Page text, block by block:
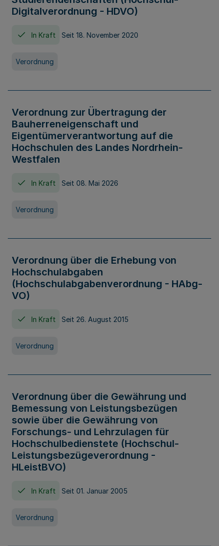
Digitalverordnung - HDVO)
In Kraft Seit 18. November 2020
Verordnung
Verordnung zur Übertragung der
Bauherreneigenschaft und
Eigentümerverantwortung auf die
Hochschulen des Landes Nordrhein-
Westfalen
In Kraft Seit 08. Mai 2026
Verordnung
Verordnung über die Erhebung von
Hochschulabgaben
(Hochschulabgabenverordnung - HAbg-
VO)
In Kraft Seit 26. August 2015
Verordnung
Verordnung über die Gewährung und
Bemessung von Leistungsbezügen
sowie über die Gewährung von
Forschungs- und Lehrzulagen für
Hochschulbedienstete (Hochschul-
Leistungsbezügeverordnung -
HLeistBVO)
In Kraft Seit 01. Januar 2005
Verordnung